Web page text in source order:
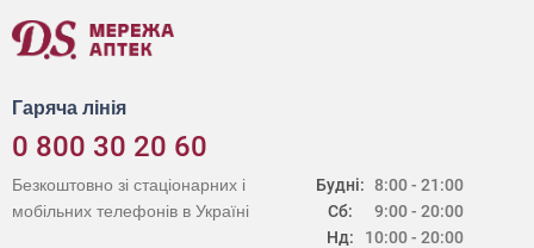
Гаряча лінія
0 800 30 20 60
Будні:
Сб:
Нд:
8:00 - 21:00
9:00 - 20:00
10:00 - 20:00
Безкоштовно зі стаціонарних і
мобільних телефонів в Україні